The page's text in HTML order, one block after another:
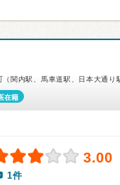
関内駅、馬車道駅、日本大通り
在籍
3.00
1件